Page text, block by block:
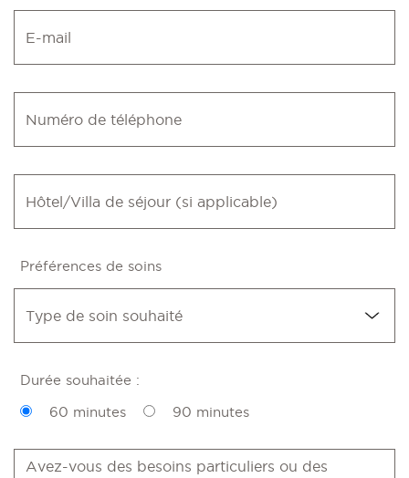
Préférences de soins
Durée souhaitée :
60 minutes 90 minutes